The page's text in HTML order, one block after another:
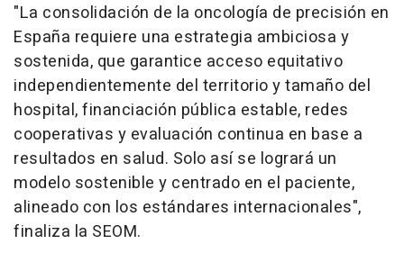
"La consolidación de la oncología de precisión en
España requiere una estrategia ambiciosa y
sostenida, que garantice acceso equitativo
independientemente del territorio y tamaño del
hospital, financiación pública estable, redes
cooperativas y evaluación continua en base a
resultados en salud. Solo así se logrará un
modelo sostenible y centrado en el paciente,
alineado con los estándares internacionales",
finaliza la SEOM.